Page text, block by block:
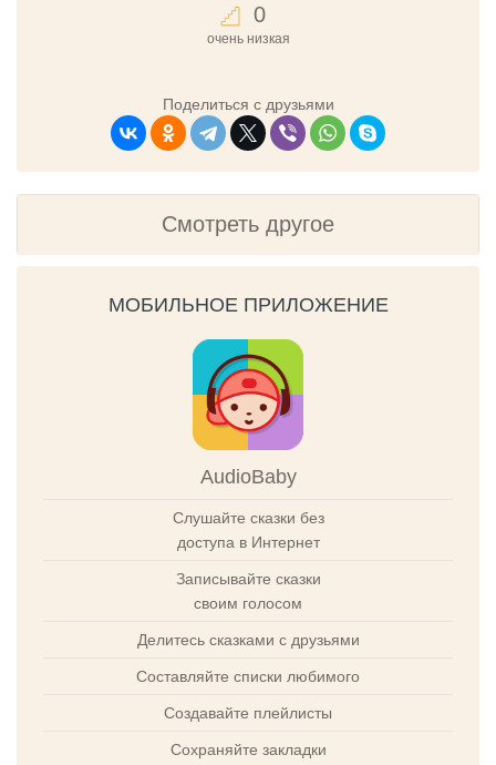
0
очень низкая
Поделиться с друзьями
Смотреть другое
МОБИЛЬНОЕ ПРИЛОЖЕНИЕ
AudioBaby
Слушайте сказки без
доступа в Интернет
Записывайте сказки
своим голосом
Делитесь сказками с друзьями
Составляйте списки любимого
Создавайте плейлисты
Сохраняйте закладки